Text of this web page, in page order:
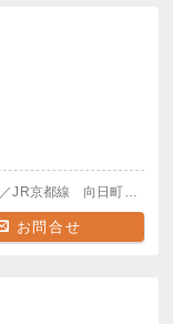
／JR京都線 向日町駅/桂川駅
お問合せ